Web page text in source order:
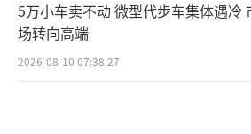
5万小车卖不动 微型代步车集体遇冷
场转向高端
2026-08-10 07:38:27